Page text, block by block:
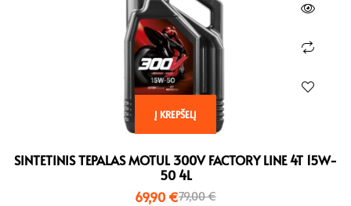
Į KREPŠELĮ
SINTETINIS TEPALAS MOTUL 300V FACTORY LINE 4T 15W-
50 4L
79,00€
69,90 €